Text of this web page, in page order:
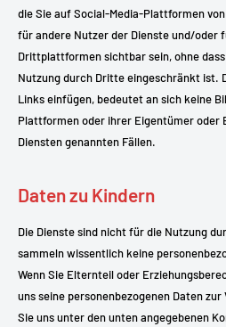
die Sie auf Social-Media-Plattformen
für andere Nutzer der Dienste und/oder
Drittplattformen sichtbar sein, ohne
Nutzung durch Dritte eingeschränkt ist.
Links einfügen, bedeutet an sich keine
Plattformen oder ihrer Eigentümer oder
Diensten genannten Fällen.
Daten zu Kindern
Die Dienste sind nicht für die Nutzung
sammeln wissentlich keine
Wenn Sie Elternteil oder
uns seine personenbezogenen Daten
Sie uns unter den unten angegebenen